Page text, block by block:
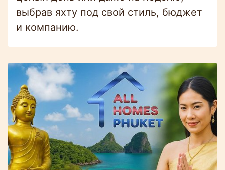
выбрав яхту под свой стиль, бюджет
и компанию.